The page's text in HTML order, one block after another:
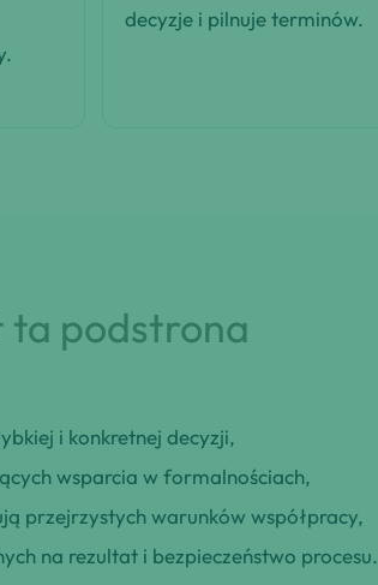
decyzje i pilnuje terminów.
ta podstrona
i konkretnej decyzji,
wsparcia w formalnościach,
przejrzystych warunków współpracy,
na rezultat i bezpieczeństwo procesu.